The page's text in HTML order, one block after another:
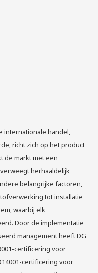
internationale handel,
richt zich op het product
de markt met een
herhaaldelijk
belangrijke factoren,
tot installatie
waarbij elk
Door de implementatie
management heeft DG
certificering voor
certificering voor